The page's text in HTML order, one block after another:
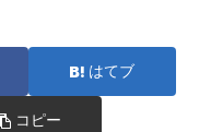
はてブ
コピー